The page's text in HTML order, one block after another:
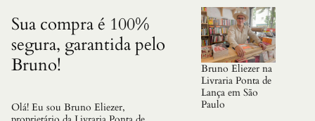
A
R
A
V
O
E
N
Sua compra é 100%
segura, garantida pelo
Bruno!
Olá! Eu sou Bruno Eliezer,
Bruno Eliezer na
Livraria Ponta de
Lança em São
Paulo